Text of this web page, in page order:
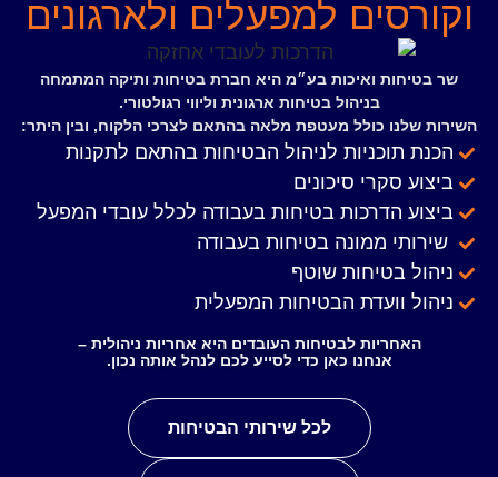
למפעלים ולארגונים
ואיכות בע״מ היא חברת בטיחות ותיקה המתמחה
בניהול בטיחות ארגונית וליווי רגולטורי.
כולל מעטפת מלאה בהתאם לצרכי הלקוח, ובין היתר:
לניהול הבטיחות בהתאם לתקנות
סיכונים
בטיחות בעבודה לכלל עובדי המפעל
בטיחות בעבודה
שוטף
הבטיחות המפעלית
לבטיחות העובדים היא אחריות ניהולית –
כאן כדי לסייע לכם לנהל אותה נכון.
לכל שירותי הבטיחות